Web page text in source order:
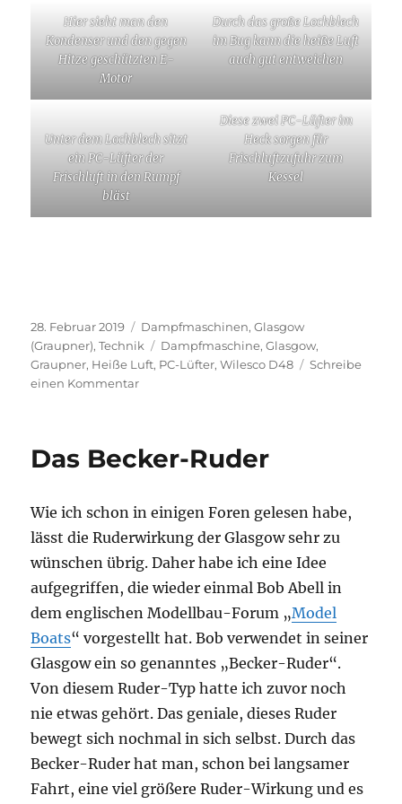
ist unter anderem der Kondenser
untergebracht. Da das Kondenswasser vom
Abdampf immer noch sehr heiß ist habe ich
hinter dem Tank noch ein Blech angebracht
das die Hitze von der Rumpfwand abschirmt.
Außerdem habe ich einen zusätzlichen
Ausschnitt in das Deck gemacht damit man den
Tank entnehmen und entleeren kann.
Anstelle des Holzdecks kommt während der
Die anderen beiden PC-Lüfter sitzen hinter
dem Kessel rechts und links im Spanten.
Dieses werden aber nicht die einzigen
werden können.
Aber das kommt später …
Hier sieht man den
Kondenser und den gegen
Hitze geschützten E-
Motor
Durch das große Lochblech
im Bug kann die heiße Luft
auch gut entweichen